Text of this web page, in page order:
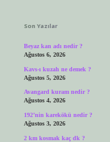
Son Yazılar
Beyaz kan adı nedir ?
Ağustos 6, 2026
Kavs-ı kuzah ne demek ?
Ağustos 5, 2026
Avangard kuram nedir ?
Ağustos 4, 2026
192’nin karekökü nedir ?
Ağustos 3, 2026
2 km kosmak kaç dk ?